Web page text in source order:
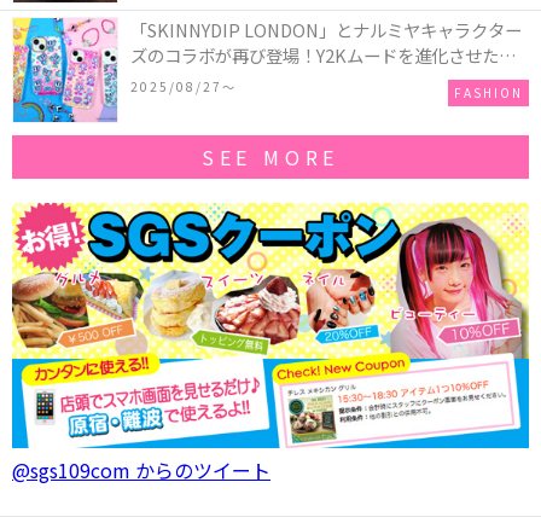
「SKINNYDIP LONDON」とナルミヤキャラクター
ズのコラボが再び登場！Y2Kムードを進化させた新
作コレクションを発売♪
2025/08/27〜 FASHION
SEE MORE
@sgs109com からのツイート